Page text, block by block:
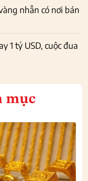
nhẫn có nơi bán
1 tỷ USD, cuộc đua
mục